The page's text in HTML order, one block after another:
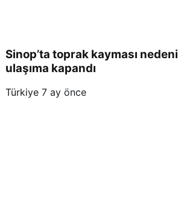
Sinop’ta toprak kayması
ulaşıma kapandı
Türkiye 7 ay önce